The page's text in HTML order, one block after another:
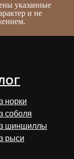
указанные
и не
норки
соболя
шиншиллы
рыси